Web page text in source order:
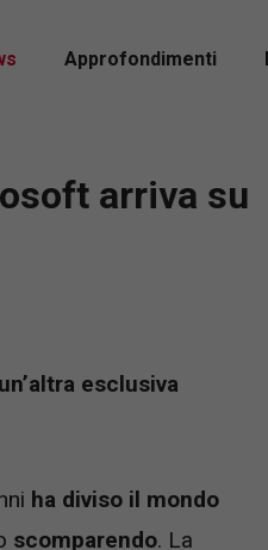
Approfondimenti
arriva su
esclusiva
ha diviso il mondo
scomparendo. La